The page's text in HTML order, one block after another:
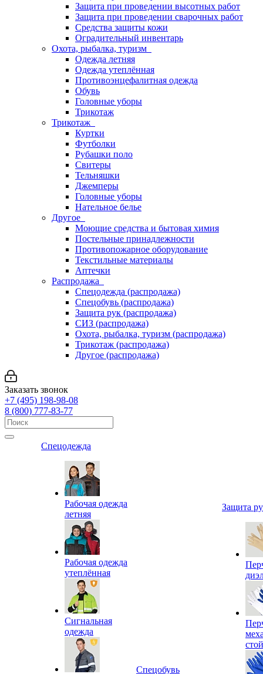
Защита при проведении высотных работ
Защита при проведении сварочных работ
Средства защиты кожи
Оградительный инвентарь
Охота, рыбалка, туризм
Одежда летняя
Одежда утеплённая
Противоэнцефалитная одежда
Обувь
Головные уборы
Трикотаж
Трикотаж
Куртки
Футболки
Рубашки поло
Свитеры
Тельняшки
Джемперы
Головные уборы
Нательное белье
Другое
Моющие средства и бытовая химия
Постельные принадлежности
Противопожарное оборудование
Текстильные материалы
Аптечки
Распродажа
Спецодежда (распродажа)
Спецобувь (распродажа)
Защита рук (распродажа)
СИЗ (распродажа)
Охота, рыбалка, туризм (распродажа)
Трикотаж (распродажа)
Другое (распродажа)
Заказать звонок
+7 (495) 198-98-08
8 (800) 777-83-77
Спецодежда
Рабочая одежда
летняя
Рабочая одежда
утеплённая
Сигнальная
одежда
Спецобувь
Защита